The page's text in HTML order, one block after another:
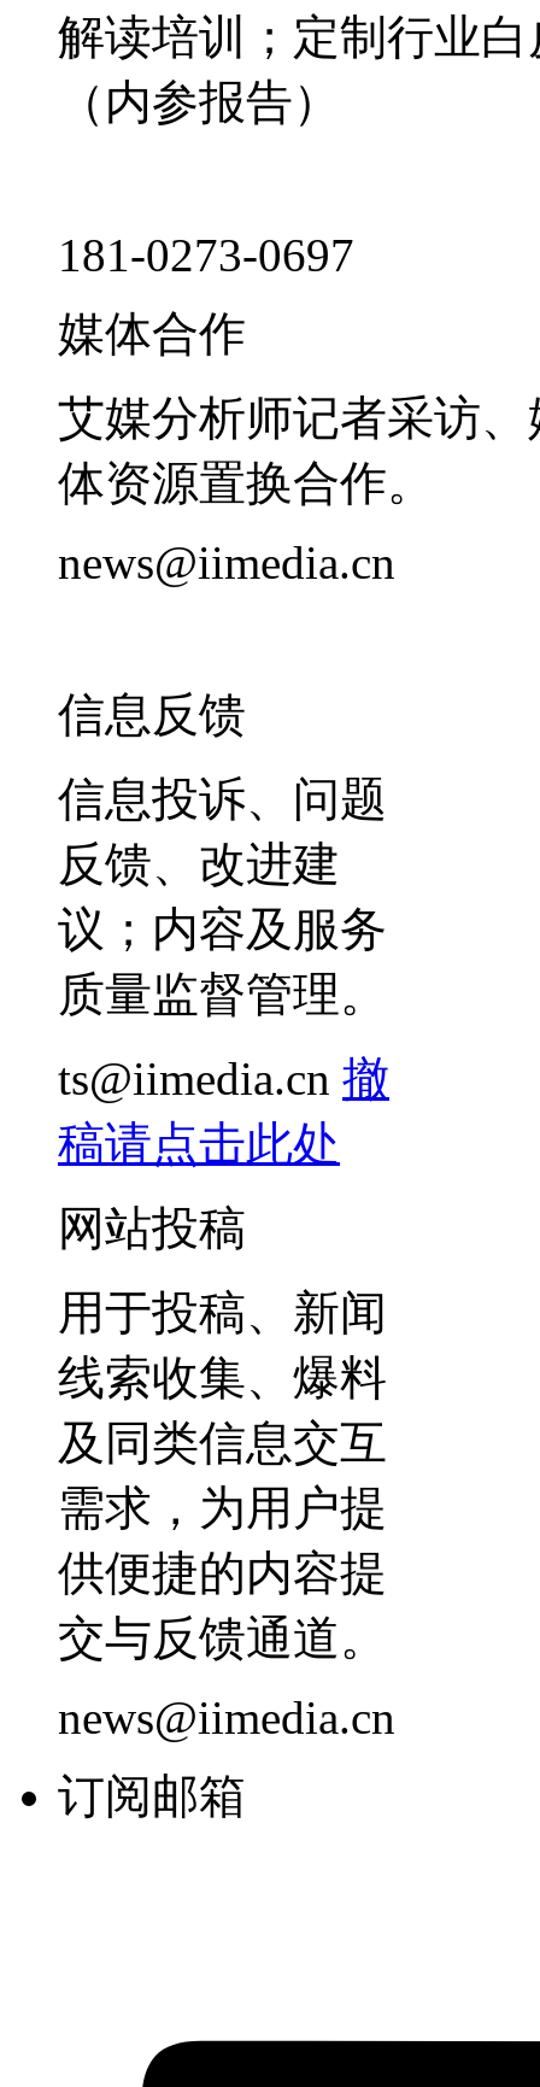
解读培训；定制行业
（内参报告）
181-0273-0697
媒体合作
艾媒分析师记者采访
体资源置换合作。
news@iimedia.cn
信息反馈
信息投诉、问题
反馈、改进建
议；内容及服务
质量监督管理。
ts@iimedia.cn 撤
稿请点击此处
网站投稿
用于投稿、新闻
线索收集、爆料
及同类信息交互
需求，为用户提
供便捷的内容提
交与反馈通道。
news@iimedia.cn
订阅邮箱